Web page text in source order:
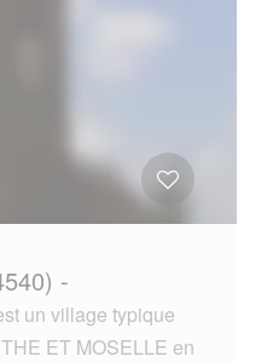
-
un village typique
ET MOSELLE en